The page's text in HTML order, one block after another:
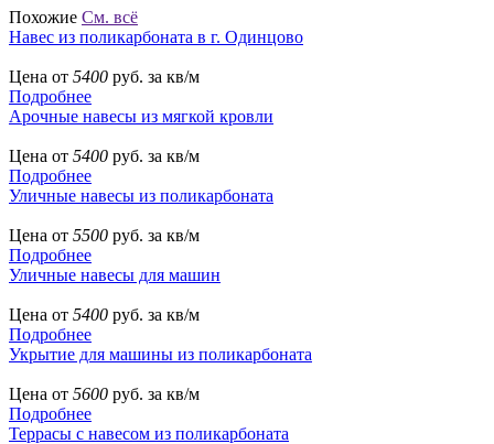
Похожие См. всё
Навес из поликарбоната в г. Одинцово
Цена от 5400 руб. за кв/м
Подробнее
Арочные навесы из мягкой кровли
Цена от 5400 руб. за кв/м
Подробнее
Уличные навесы из поликарбоната
Цена от 5500 руб. за кв/м
Подробнее
Уличные навесы для машин
Цена от 5400 руб. за кв/м
Подробнее
Укрытие для машины из поликарбоната
Цена от 5600 руб. за кв/м
Подробнее
Террасы с навесом из поликарбоната